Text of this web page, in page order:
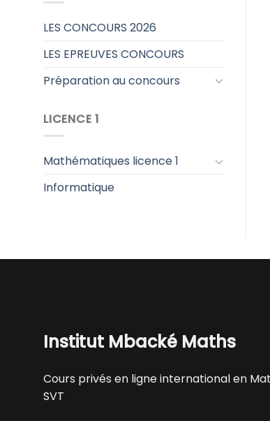
LES CONCOURS 2026
LES EPREUVES CONCOURS
Préparation au concours
LICENCE 1
Mathématiques licence 1
Informatique
Institut Mbacké Maths
Cours privés en ligne international en
SVT